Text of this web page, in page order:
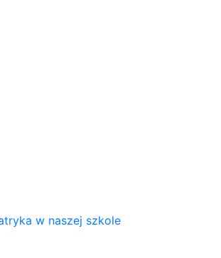
w naszej szkole